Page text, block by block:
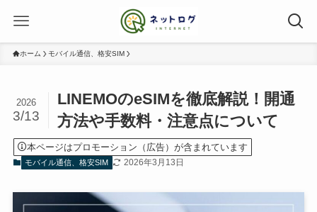
ホーム モバイル通信、格安SIM
LINEMOのeSIMを徹底解説！開通
方法や手数料・注意点について
2026
3/13
本ページはプロモーション（広告）が含まれています
モバイル通信、格安SIM 2026年3月13日